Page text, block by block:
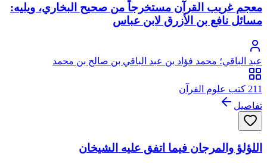
معجم غريب القرآن مستخرجاً من صحيح البخاري، ويليه:
مسائل نافع بن الأزرق لابن عباس
عبد الباقي؛ محمد فؤاد بن عبد الباقي بن صالح بن محمد
211 كتب علوم القرآن
تفاصيل
اللؤلؤ والمرجان فيما اتفق عليه الشيخان